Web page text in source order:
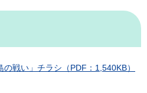
の戦い」チラシ（PDF：1,540KB）